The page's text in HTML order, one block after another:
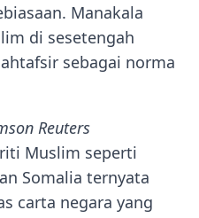
Manakala
di sesetengah
sebagai norma
Reuters
Muslim seperti
Somalia ternyata
carta negara yang